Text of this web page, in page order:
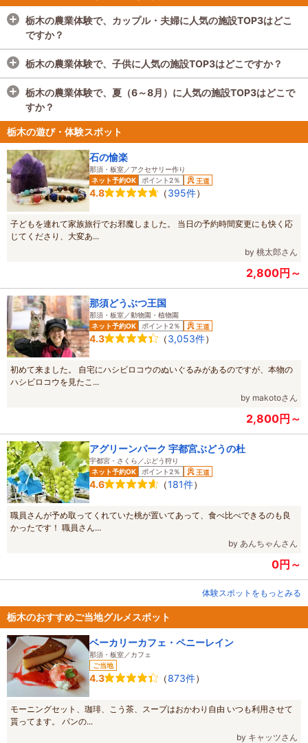
栃木の農業体験で、カップル・夫婦に人気の施設TOP3はどこ
ですか？
栃木の農業体験で、カップル・夫婦に人気の施設TOP3は
の杜 若山農場 、コットンバンク益子、(一社)佐野市観光協会
です。
カップル・夫婦のすべての体験済みクチコミ数を1週間ごとに集
計し、多い順にランキング形式にしてご紹介しています。※毎週
更新
栃木の農業体験で、子供に人気の施設TOP3はどこですか？
栃木の農業体験で、子供に人気の施設TOP3は
農場、コットンバンク益子 、(一社)佐野市観光協会です。
子供がいる家族のすべての体験済みクチコミ数を1週間ごとに集
計し、多い順にランキング形式にしてご紹介しています。※毎週
更新
栃木の農業体験で、夏（6～8月）に人気の施設TOP3はどこで
すか？
栃木の農業体験で、夏（6～8月）に人気の施設TOP3は
杜 若山農場、コットンバンク益子、(一社)佐野市観光協会で
す。
各施設の四季ごと（春3～5月、夏6～8月、秋9～11月、冬12～
2月）のすべての予約数を集計し、多い順にランキング形式にし
てご紹介しています。※毎週更新
栃木の遊び・体験スポット
石の愉楽
那須・板室／アクセサリー作り
ネット予約OK
ポイント2％ 王道
4.8 （395件）
子どもを連れて家族旅行でお邪魔しました。 当日の予約時間変更にも快く応
じてくださり、大変あ...
by 桃太郎さん
2,800円～
那須どうぶつ王国
那須・板室／動物園・植物園
ネット予約OK
ポイント2％ 王道
4.3 （3,053件）
初めて来ました。 自宅にハシビロコウのぬいぐるみがあるのですが、本物の
ハシビロコウを見たこ...
by makotoさん
2,800円～
アグリーンパーク 宇都宮ぶどうの杜
宇都宮・さくら／ぶどう狩り
ネット予約OK
ポイント2％ 王道
4.6 （181件）
職員さんが予め取ってくれていた桃が置いてあって、食べ比べできるのも良
かったです！ 職員さん...
by あんちゃんさん
0円～
体験スポットをもっとみる
栃木のおすすめご当地グルメスポット
ベーカリーカフェ・ペニーレイン
那須・板室／カフェ
ご当地
4.3 （873件）
モーニングセット、珈琲、こう茶、スープはおかわり自由 いつも利用させて
貰ってます。 パンの...
by キャッツさん